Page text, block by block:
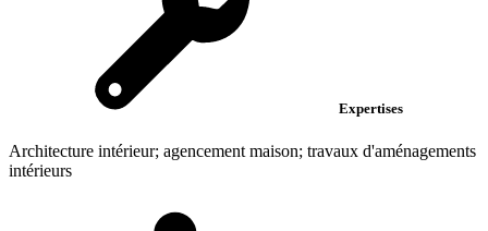
Expertises
Architecture intérieur; agencement maison; travaux d'aménagements
intérieurs